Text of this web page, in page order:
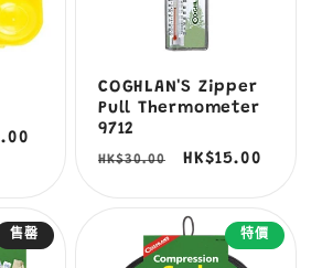
COGHLAN'S Zipper
Pull Thermometer
9712
定
HK$30.00
售
HK$15.00
售罄 特價